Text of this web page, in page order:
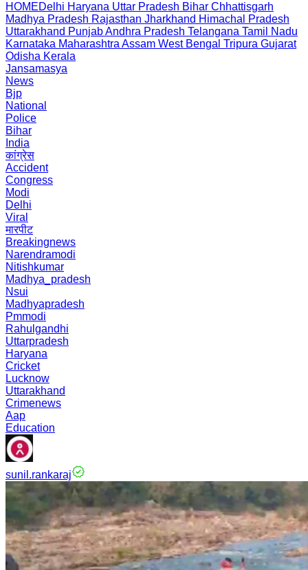
HOMEDelhi Haryana Uttar Pradesh Bihar Chhattisgarh
Madhya Pradesh Rajasthan Jharkhand Himachal Pradesh
Uttarakhand PunjabAndhra Pradesh Telangana Tamil Nadu
Karnataka Maharashtra Assam West Bengal Tripura Gujarat
Odisha Kerala
Jansamasya
News
Bjp
National
Police
Bihar
India
कांग्रेस
Accident
Congress
Modi
Delhi
Viral
मारपीट
Breakingnews
Narendramodi
Nitishkumar
Madhya_pradesh
Nsui
Madhyapradesh
Pmmodi
Rahulgandhi
Uttarpradesh
Haryana
Cricket
Lucknow
Uttarakhand
Crimenews
Aap
Education
sunil.rankaraj